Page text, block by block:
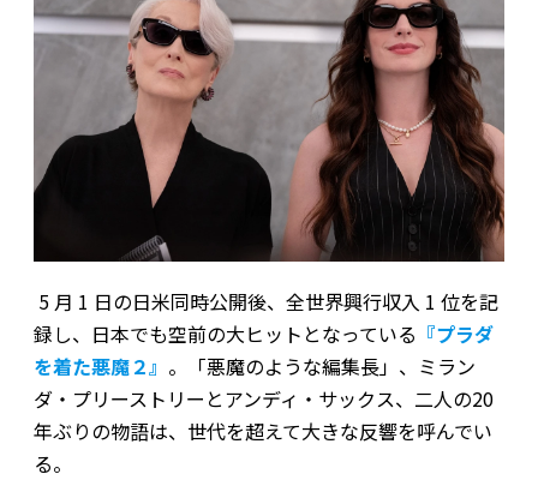
5 月 1 日の日米同時公開後、全世界興行収入 1 位を記
録し、日本でも空前の大ヒットとなっている 『プラダ
を着た悪魔２』 。「悪魔のような編集長」、ミラン
ダ・プリーストリーとアンディ・サックス、二人の20
年ぶりの物語は、世代を超えて大きな反響を呼んでい
る。